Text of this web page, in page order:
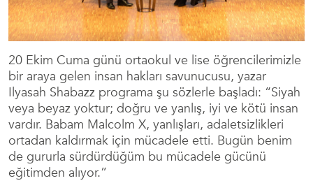
20 Ekim Cuma günü ortaokul ve lise öğrencilerimizle
bir araya gelen insan hakları savunucusu, yazar
Ilyasah Shabazz programa şu sözlerle başladı: “Siyah
veya beyaz yoktur; doğru ve yanlış, iyi ve kötü insan
vardır. Babam Malcolm X, yanlışları, adaletsizlikleri
ortadan kaldırmak için mücadele etti. Bugün benim
de gururla sürdürdüğüm bu mücadele gücünü
eğitimden alıyor.”